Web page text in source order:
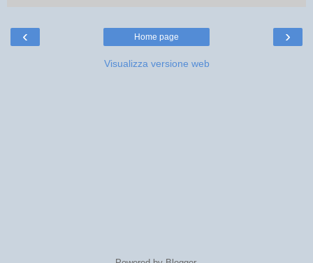
‹ ›
Home page
Visualizza versione web